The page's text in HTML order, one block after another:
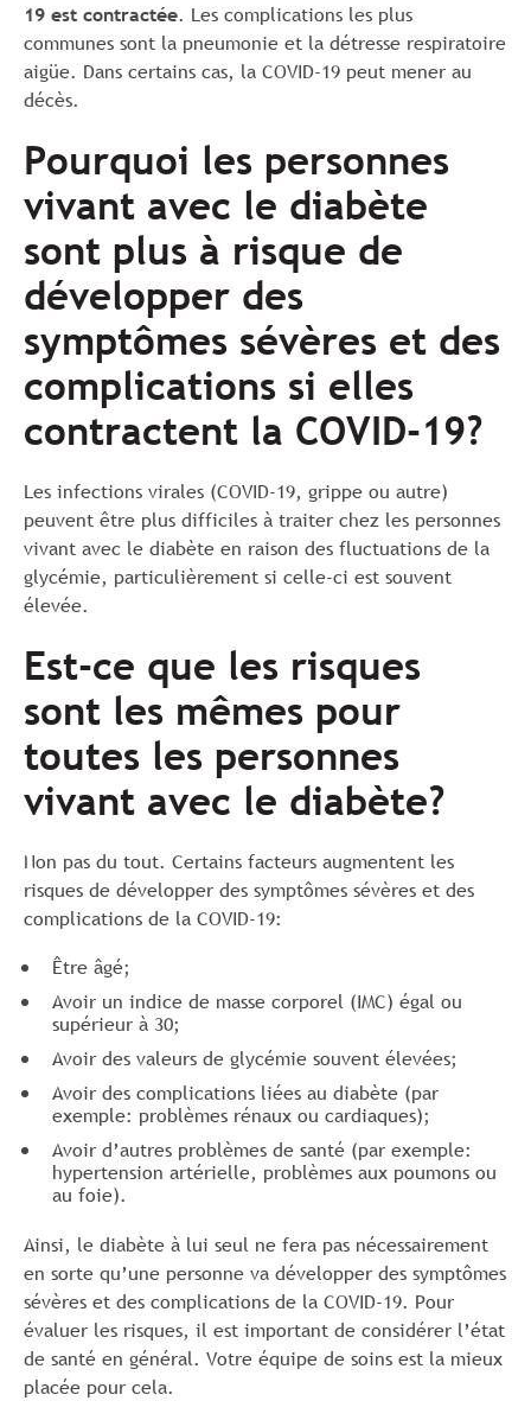
19 est contractée. Les complications les plus
communes sont la pneumonie et la détresse respiratoire
aigüe. Dans certains cas, la COVID-19 peut mener au
décès.
Pourquoi les personnes
vivant avec le diabète
sont plus à risque de
développer des
symptômes sévères et des
complications si elles
contractent la COVID-19?
Les infections virales (COVID-19, grippe ou autre)
peuvent être plus difficiles à traiter chez les personnes
vivant avec le diabète en raison des fluctuations de la
glycémie, particulièrement si celle-ci est souvent
élevée.
Est-ce que les risques
sont les mêmes pour
toutes les personnes
vivant avec le diabète?
Non pas du tout. Certains facteurs augmentent les
risques de développer des symptômes sévères et des
complications de la COVID-19:
Être âgé;
Avoir un indice de masse corporel (IMC) égal ou
supérieur à 30;
Avoir des valeurs de glycémie souvent élevées;
Avoir des complications liées au diabète (par
exemple: problèmes rénaux ou cardiaques);
Avoir d’autres problèmes de santé (par exemple:
hypertension artérielle, problèmes aux poumons ou
au foie).
Ainsi, le diabète à lui seul ne fera pas nécessairement
en sorte qu’une personne va développer des symptômes
sévères et des complications de la COVID-19. Pour
évaluer les risques, il est important de considérer l’état
de santé en général. Votre équipe de soins est la mieux
placée pour cela.